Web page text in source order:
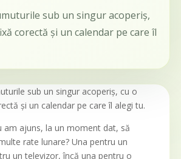
sub un singur acoperiș,
corectă și un calendar pe care îl
sub un singur acoperiș, cu o
și un calendar pe care îl alegi tu.
am ajuns, la un moment dat, să
rate lunare? Una pentru un
un televizor, încă una pentru o